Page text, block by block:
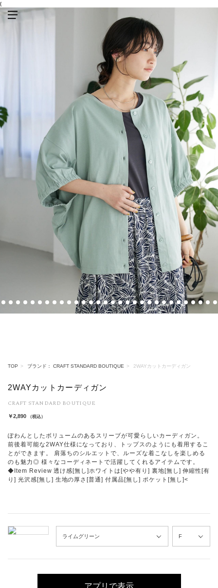
{
TOP ブランド： CRAFT STANDARD BOUTIQUE 2WAYカットカーディガン
2WAYカットカーディガン
CRAFT STANDARD BOUTIQUE
￥2,890 （税込）
ぽわんとしたボリュームのあるスリーブが可愛らしいカーディガン。
前後着可能な2WAY仕様になっており、トップスのようにも着用するこ
とができます。 肩落ちのシルエットで、ルーズな着こなしを楽しめる
のも魅力◎ 様々なコーディネートで活躍してくれるアイテムです。
◆Item Review 透け感[無し]ホワイトは[やや有り] 裏地[無し] 伸縮性[有
り] 光沢感[無し] 生地の厚さ[普通] 付属品[無し] ポケット[無し]<
11 12 13 14 15 16 17 18 19 20 21 22 23 24 25 26 27 28 29 30 31 32 33 34 35 36 37 38 39 40